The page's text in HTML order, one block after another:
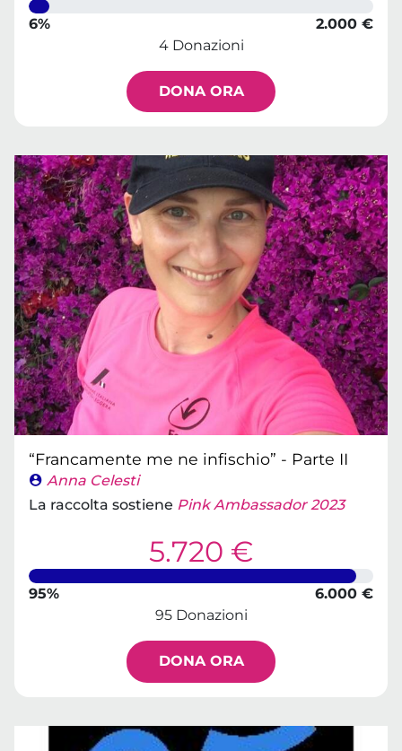
6%
2.000 €
4 Donazioni
DONA ORA
“Francamente me ne infischio” - Parte II
Anna Celesti
La raccolta sostiene Pink Ambassador 2023
5.720 €
95%
6.000 €
95 Donazioni
DONA ORA